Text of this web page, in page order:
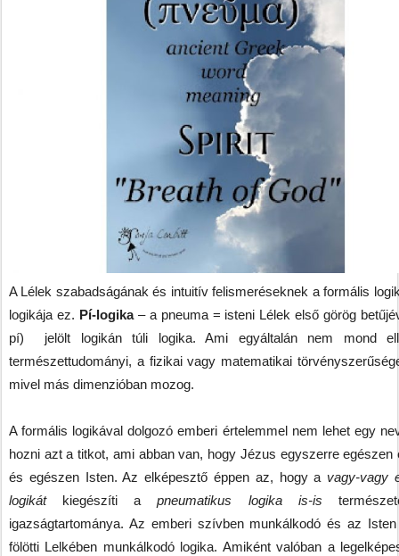
A Lélek szabadságának és intuitív felismeréseknek a formális
logikája ez. Pí-logika– a pneuma = isteni Lélek első görög
pí) jelölt logikán túli logika. Ami egyáltalán nem mond
természettudományi, a fizikai vagy matematikai
mivel más dimenzióban mozog.
A formális logikával dolgozó emberi értelemmel nem lehet egy
hozni azt a titkot, ami abban van, hogy Jézus egyszerre egészen
és egészen Isten. Az elképesztő éppen az, hogy a vagy-vagy
logikátkiegészíti apneumatikus logika is-is
igazságtartománya. Az emberi szívben munkálkodó és az
fölötti Lelkében munkálkodó logika. Amiként valóban a